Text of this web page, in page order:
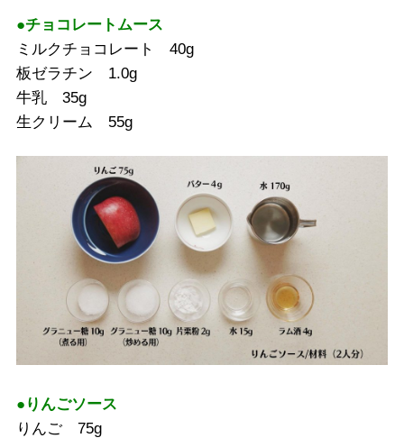
●チョコレートムース
ミルクチョコレート 40g
板ゼラチン 1.0g
牛乳 35g
生クリーム 55g
●りんごソース
りんご 75g